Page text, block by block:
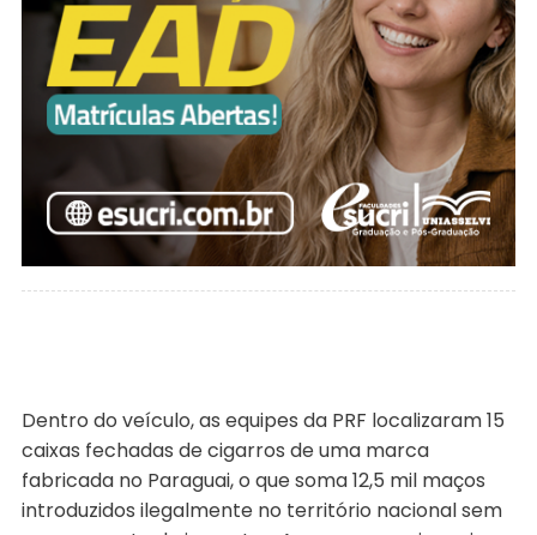
Dentro do veículo, as equipes da PRF localizaram 15
caixas fechadas de cigarros de uma marca
fabricada no Paraguai, o que soma 12,5 mil maços
introduzidos ilegalmente no território nacional sem